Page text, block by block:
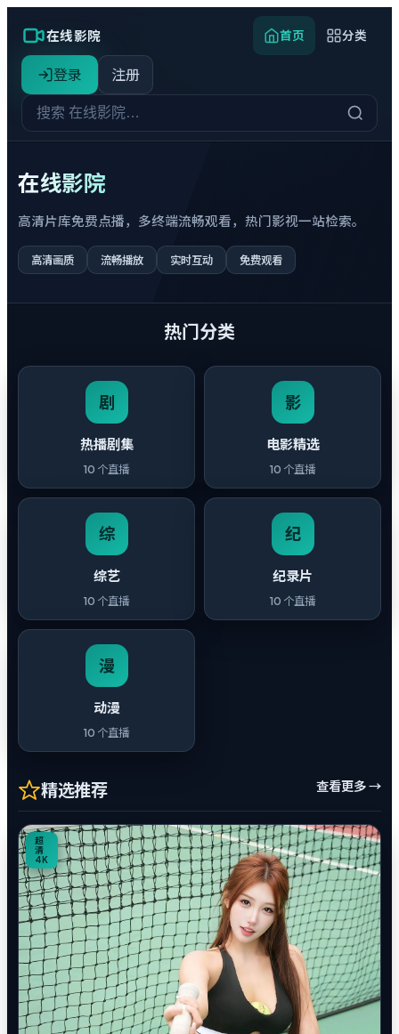
在线影院 首页 分类
登录 注册
在线影院
高清片库免费点播，多终端流畅观看，热门影视一站检索。
高清画质 流畅播放 实时互动 免费观看
热门分类
剧
热播剧集
10 个直播
影
电影精选
10 个直播
综
综艺
10 个直播
纪
纪录片
10 个直播
漫
动漫
10 个直播
精选推荐 查看更多 →
超
清
4K